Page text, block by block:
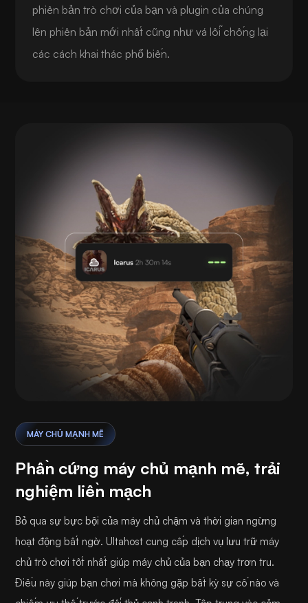
phiên bản trò chơi của bạn và plugin của chúng
lên phiên bản mới nhất cũng như vá lỗi chống lại
các cách khai thác phổ biến.
MÁY CHỦ MẠNH MẼ
Phần cứng máy chủ mạnh mẽ, trải
nghiệm liền mạch
Bỏ qua sự bực bội của máy chủ chậm và thời gian ngừng
hoạt động bất ngờ. Ultahost cung cấp dịch vụ lưu trữ máy
chủ trò chơi tốt nhất giúp máy chủ của bạn chạy trơn tru.
Điều này giúp bạn chơi mà không gặp bất kỳ sự cố nào và